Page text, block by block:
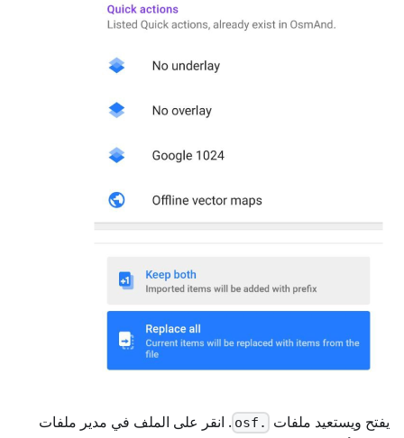
يفتح ويستعيد ملفات .osf
. انقر على الملف في مدير ملفات